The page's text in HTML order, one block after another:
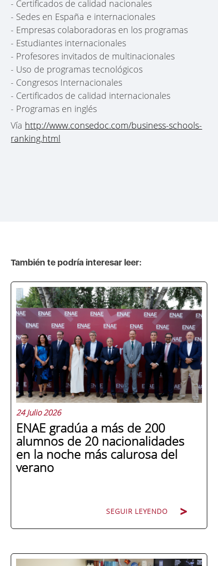
- Certificados de calidad nacionales
- Sedes en España e internacionales
- Empresas colaboradoras en los programas
- Estudiantes internacionales
- Profesores invitados de multinacionales
- Uso de programas tecnológicos
- Congresos Internacionales
- Certificados de calidad internacionales
- Programas en inglés
Vía http://www.consedoc.com/business-schools-
ranking.html
También te podría interesar leer:
24 Julio 2026
ENAE gradúa a más de 200
alumnos de 20 nacionalidades
en la noche más calurosa del
verano
SEGUIR LEYENDO
La promoción 2025/2026 de ENAE Business